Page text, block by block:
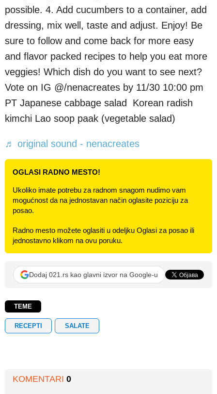
possible. 4. Add cucumbers to a container, add
dressing, mix well, taste and adjust. Enjoy! Be
sure to follow and come back for more easy
and flavor packed recipes to help you eat more
veggies! Which dish do you want to see next?
️Vote on IG @/nenacreates by 11/30 10:00 pm
PT Japanese cabbage salad ️ Korean radish
kimchi Lao soop paak (vegetable salad)
♬ original sound - nenacreates
OGLASI RADNO MESTO!
Ukoliko imate potrebu za radnom snagom nudimo vam
mogućnost da na jednostavan način oglasite poziciju za
posao.
Radno mesto možete oglasiti u odeljku Oglasi za posao ili
jednostavno klikom na ovu poruku.
Dodaj 021.rs kao glavni izvor na Google-u
TEME
RECEPTI SALATE
KOMENTARI 0